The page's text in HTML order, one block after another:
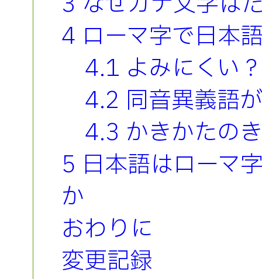
4 ローマ字で日本
4.1 よみにくい？
4.2 同音異義語
4.3 かきかたの
5 日本語はローマ
か
おわりに
変更記録